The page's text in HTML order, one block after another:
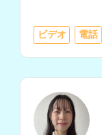
ビデオ 電話